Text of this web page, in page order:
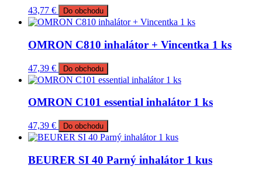
43,77 € Do obchodu
OMRON C810 inhalátor + Vincentka 1 ks
47,39 € Do obchodu
OMRON C101 essential inhalátor 1 ks
47,39 € Do obchodu
BEURER SI 40 Parný inhalátor 1 kus